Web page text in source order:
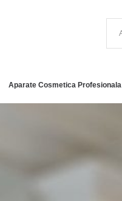
Aparate Cosmetica Profesionala